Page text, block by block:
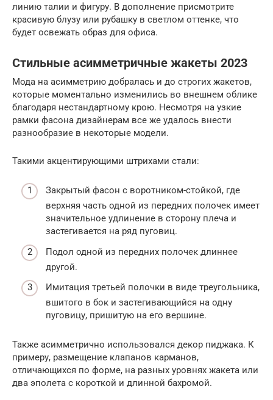
линию талии и фигуру. В дополнение присмотрите
красивую блузу или рубашку в светлом оттенке, что
будет освежать образ для офиса.
Стильные асимметричные жакеты 2023
Мода на асимметрию добралась и до строгих жакетов,
которые моментально изменились во внешнем облике
благодаря нестандартному крою. Несмотря на узкие
рамки фасона дизайнерам все же удалось внести
разнообразие в некоторые модели.
Такими акцентирующими штрихами стали:
Закрытый фасон с воротником-стойкой, где
верхняя часть одной из передних полочек имеет
значительное удлинение в сторону плеча и
застегивается на ряд пуговиц.
Подол одной из передних полочек длиннее
другой.
Имитация третьей полочки в виде треугольника,
вшитого в бок и застегивающийся на одну
пуговицу, пришитую на его вершине.
Также асимметрично использовался декор пиджака. К
примеру, размещение клапанов карманов,
отличающихся по форме, на разных уровнях жакета или
два эполета с короткой и длинной бахромой.